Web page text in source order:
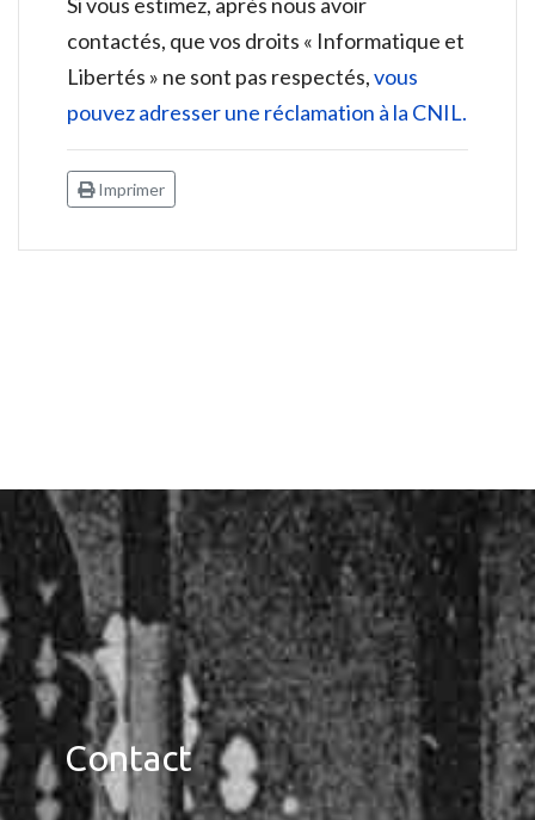
contactés, que vos droits « Informatique et
Libertés » ne sont pas respectés,vous
pouvez adresser une réclamation à la CNIL.
Imprimer
Contact